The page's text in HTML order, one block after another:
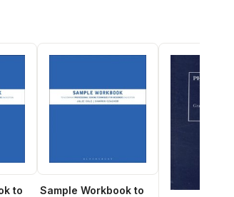
to
Sample Workbook to